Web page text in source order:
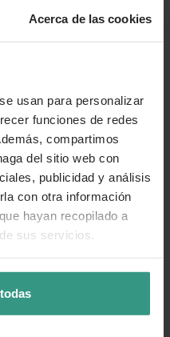
Acerca de las cookies
usan para personalizar
funciones de redes
compartimos
del sitio web con
publicidad y análisis
con otra información
hayan recopilado a
sus servicios.
de este producto?
👎 No